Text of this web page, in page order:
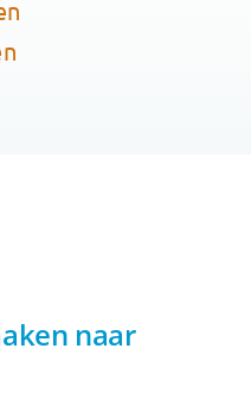
naar